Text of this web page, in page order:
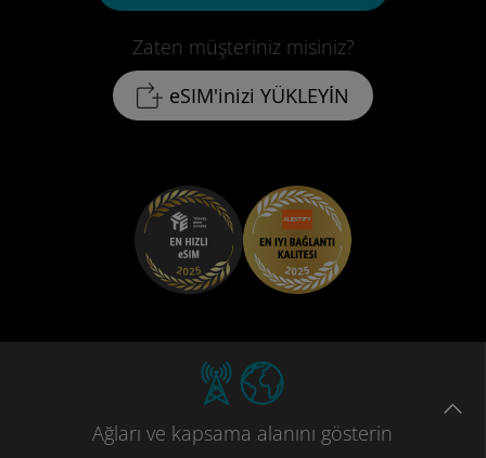
Zaten müşteriniz misiniz?
eSIM'inizi YÜKLEYİN
Ağları ve kapsama alanını gösterin